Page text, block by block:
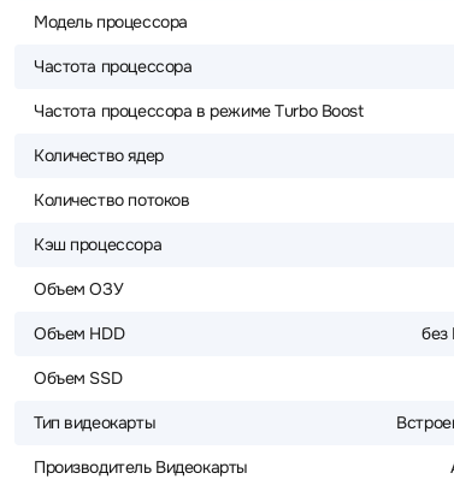
Модель процессора
Частота процессора
Частота процессора в режиме Turbo Boost
Количество ядер
Количество потоков
Кэш процессора
Объем ОЗУ
Объем HDD без
Объем SSD
Тип видеокарты
Производитель Видеокарты